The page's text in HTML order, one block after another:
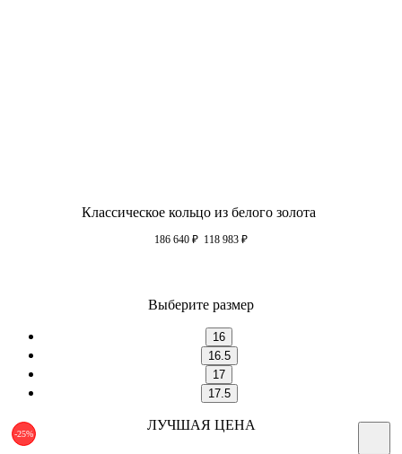
Классическое кольцо из белого золота
186 640 ₽ 118 983 ₽
Выберите размер
16
16.5
17
17.5
-25%
ЛУЧШАЯ ЦЕНА